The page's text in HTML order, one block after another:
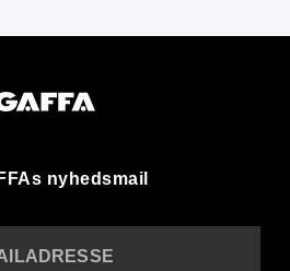
nyhedsmail